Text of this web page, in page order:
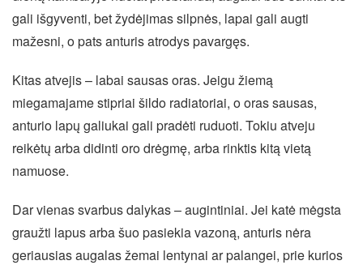
gali išgyventi, bet žydėjimas silpnės, lapai gali augti
mažesni, o pats anturis atrodys pavargęs.
Kitas atvejis – labai sausas oras. Jeigu žiemą
miegamajame stipriai šildo radiatoriai, o oras sausas,
anturio lapų galiukai gali pradėti ruduoti. Tokiu atveju
reikėtų arba didinti oro drėgmę, arba rinktis kitą vietą
namuose.
Dar vienas svarbus dalykas – augintiniai. Jei katė mėgsta
graužti lapus arba šuo pasiekia vazoną, anturis nėra
geriausias augalas žemai lentynai ar palangei, prie kurios